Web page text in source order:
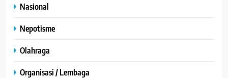
Nasional
Nepotisme
Olahraga
Organisasi / Lembaga